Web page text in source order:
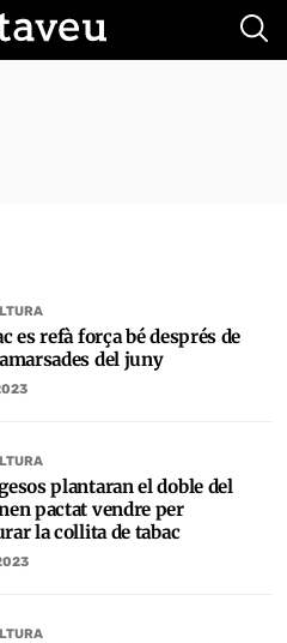
es refà força bé després de
del juny
plantaran el doble del
pactat vendre per
la collita de tabac